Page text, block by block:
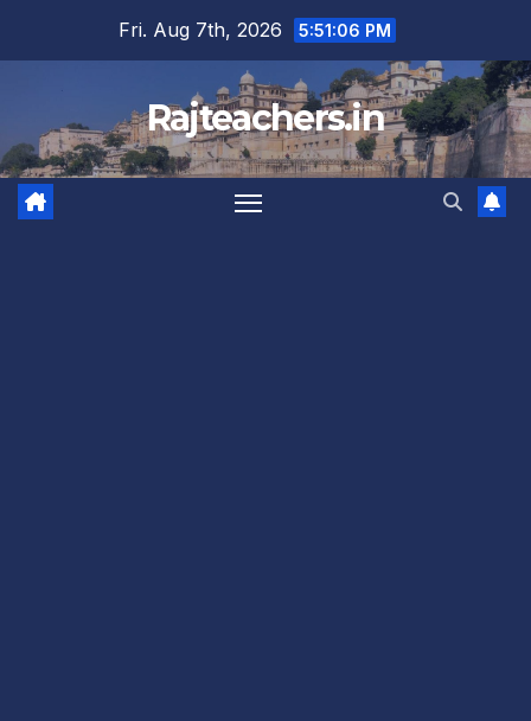
Fri. Aug 7th, 2026 5:51:07 PM
Rajteachers.in